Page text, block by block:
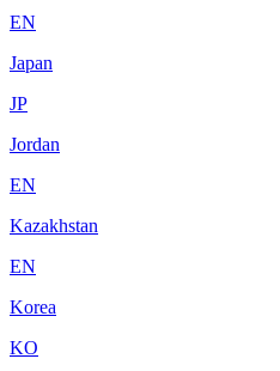
EN
Japan
JP
Jordan
EN
Kazakhstan
EN
Korea
KO